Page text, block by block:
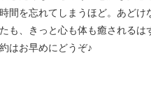
を忘れてしまうほど。あど
、きっと心も体も癒される
はお早めにどうぞ♪